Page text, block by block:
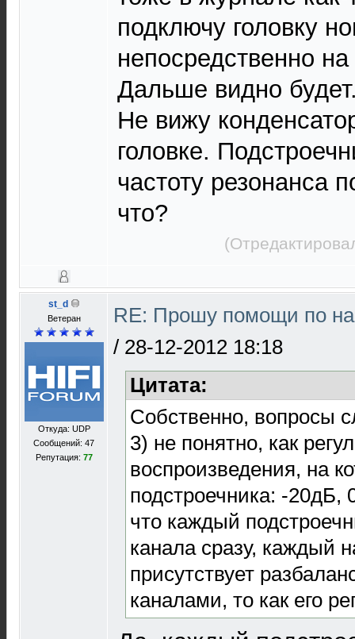
подключу головку
непосредственно
Дальше видно
Не вижу
головке.
частоту резонанса
что?
st_d
Ветеран
Откуда: UDP
Сообщений: 47
Репутация: 77
RE: Прошу помощи по
/ 28-12-2012 18:18
Цитата:
Собственно, вопросы
3) не понятно, как
воспроизведения, на
подстроечника: -
что каждый
канала сразу, каждый
присутствует
каналами, то как его